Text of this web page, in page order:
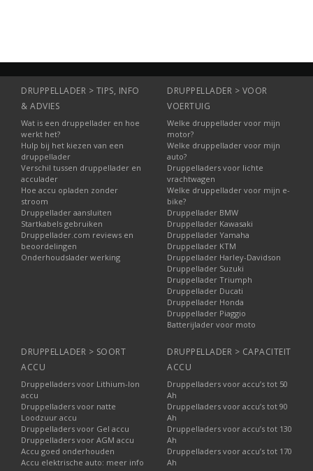
DRUPPELLADER > TIPS, INFO
& ADVIES
Wat is een druppellader en hoe
werkt het?
Hulp bij het kiezen van een
druppellader
Verschil tussen druppellader en
acculader
Hoe accu opladen zonder
stroom
Druppellader aansluiten
Startkabels gebruiken
Druppellader.com reviews en
beoordelingen
Onderhoudslader werking
DRUPPELLADER > VOOR
VOERTUIG
Welke druppellader voor mijn
motor?
Welke druppellader voor mijn
auto?
Druppelladers voor lichte
vrachtwagen
Welke druppellader voor mijn e-
bike?
Druppellader BMW
Druppellader Kawasaki
Druppellader Yamaha
Druppellader KTM
Druppellader Harley-Davidson
Druppellader Suzuki
Druppellader Triumph
Druppellader Ducati
Druppellader Honda
Druppellader Piaggio
Batterijlader voor moto
DRUPPELLADER > SOORT
ACCU
Druppelladers voor Lithium-Ion
accu
Druppelladers voor natte
Loodzuur accu
Druppelladers voor Gel accu
Druppelladers voor AGM accu
Accu goed onderhouden
Accu elektrische auto: meer info
DRUPPELLADER > CAPACITEIT
ACCU
Druppelladers voor accu’s tot 50
Ah
Druppelladers voor accu’s tot 90
Ah
Druppelladers voor accu’s tot 130
Ah
Druppelladers voor accu’s tot 170
Ah